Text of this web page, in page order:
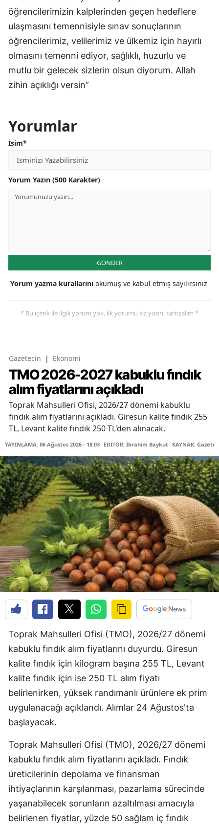
öğrencilerimizin kalplerinden geçen hedeflere
ulaşmasını temennisiyle sınav sonuçlarının
öğrencilerimiz, velilerimiz ve ülkemiz için hayırlı
olmasını temenni ediyor, sağlıklı, huzurlu ve
mutlu bir gelecek sizlerin olsun diyorum. Allah
zihin açıklığı versin”
Yorumlar
İsim*
Yorum Yazın (500 Karakter)
GÖNDER
Yorum yazma kurallarını okumuş ve kabul etmiş sayılırsınız
* Bu içerik ile ilgili yorum yok, ilk yorumu siz yazın, tartışalım *
Gazetecin | Ekonomi
TMO 2026-2027 kabuklu fındık
alım fiyatlarını açıkladı
Toprak Mahsulleri Ofisi, 2026/27 dönemi kabuklu
fındık alım fiyatlarını açıkladı. Giresun kalite fındık 255
TL, Levant kalite fındık 250 TL'den alınacak.
YAYINLAMA: 06 Ağustos 2026 - 18:03 EDİTÖR: İbrahim Baykut KAYNAK:
Toprak Mahsulleri Ofisi (TMO), 2026/27 dönemi
kabuklu fındık alım fiyatlarını duyurdu. Giresun
kalite fındık için kilogram başına 255 TL, Levant
kalite fındık için ise 250 TL alım fiyatı
belirlenirken, yüksek randımanlı ürünlere ek prim
uygulanacağı açıklandı. Alımlar 24 Ağustos'ta
başlayacak.
Toprak Mahsulleri Ofisi (TMO), 2026/27 dönemi
kabuklu fındık alım fiyatlarını açıkladı. Fındık
üreticilerinin depolama ve finansman
ihtiyaçlarının karşılanması, pazarlama sürecinde
yaşanabilecek sorunların azaltılması amacıyla
belirlenen fiyatlar, yüzde 50 sağlam iç fındık